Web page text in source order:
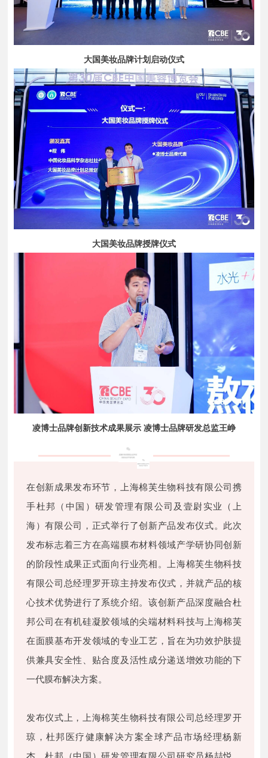
大国美妆品牌计划启动仪式
大国美妆品牌授牌仪式
凌博士品牌创新技术成果展示 凌博士品牌研发总监王峥
在创新成果发布环节，上海棉芙生物科技有限公司携
手杜邦（中国）研发管理有限公司及壹尉实业（上
海）有限公司，正式举行了创新产品发布仪式。此次
发布标志着三方在高端膜布材料领域产学研协同创新
的阶段性成果正式面向行业亮相。上海棉芙生物科技
有限公司总经理罗开琼主持发布仪式，并就产品的核
心技术优势进行了系统介绍。该创新产品深度融合杜
邦公司在有机硅凝胶领域的尖端材料科技与上海棉芙
在面膜基布开发领域的专业工艺，旨在为功效护肤提
供兼具安全性、贴合度及活性成分递送增效功能的下
一代膜布解决方案。
发布仪式上，上海棉芙生物科技有限公司总经理罗开
琼，杜邦医疗健康解决方案全球产品市场经理杨新
杰、杜邦（中国）研发管理有限公司研究员杨喆悦、